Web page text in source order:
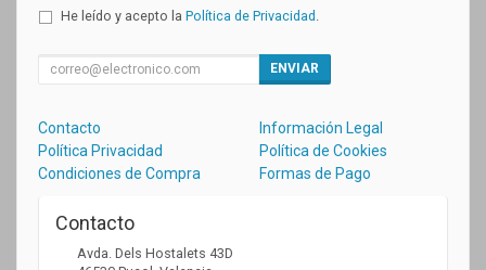
He leído y acepto la Política de Privacidad
ENVIAR
Contacto
Información Legal
Política Privacidad
Política de Cookies
Condiciones de Compra
Formas de Pago
Contacto
Avda. Dels Hostalets 43D